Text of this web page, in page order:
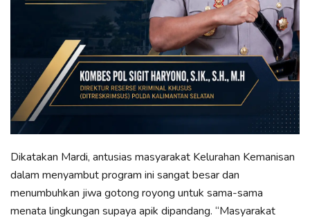
Dikatakan Mardi, antusias masyarakat Kelurahan Kemanisan
dalam menyambut program ini sangat besar dan
menumbuhkan jiwa gotong royong untuk sama-sama
menata lingkungan supaya apik dipandang. “Masyarakat